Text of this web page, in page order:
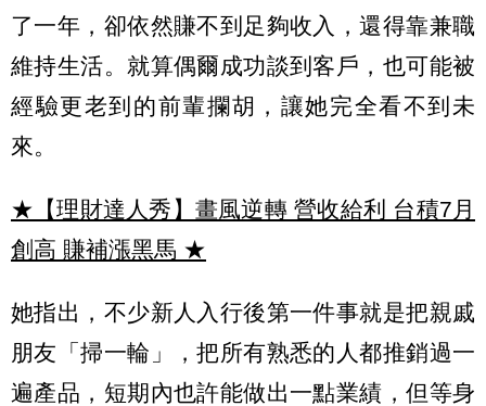
了一年，卻依然賺不到足夠收入，還得靠兼職
維持生活。就算偶爾成功談到客戶，也可能被
經驗更老到的前輩攔胡，讓她完全看不到未
來。
★【理財達人秀】畫風逆轉 營收給利 台積7月
創高 賺補漲黑馬 ★
她指出，不少新人入行後第一件事就是把親戚
朋友「掃一輪」，把所有熟悉的人都推銷過一
遍產品，短期內也許能做出一點業績，但等身